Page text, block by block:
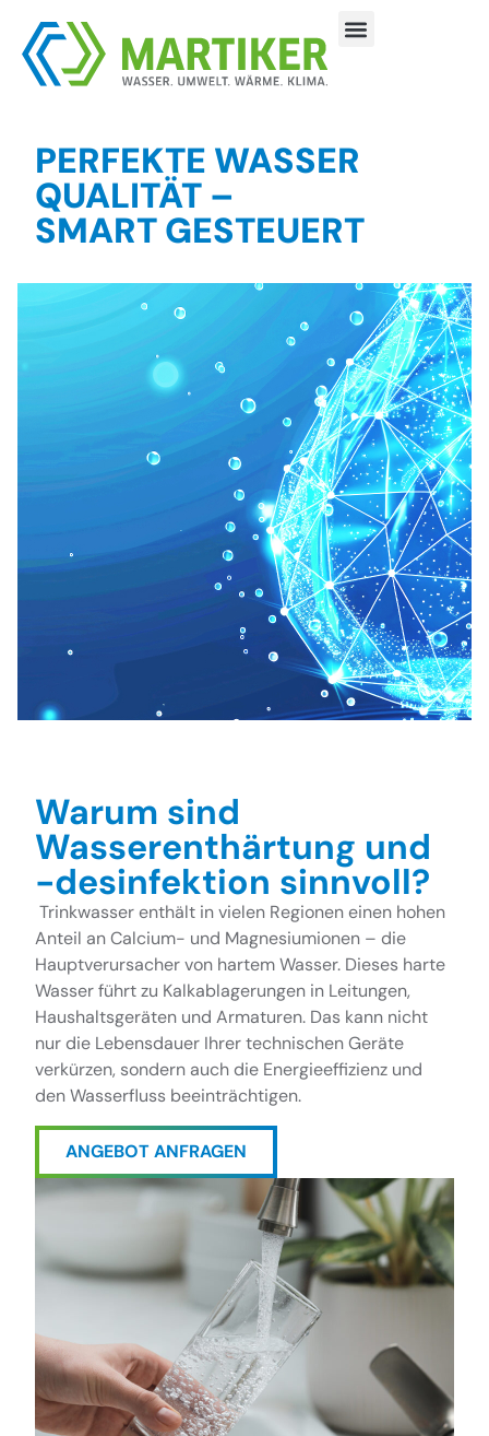
PERFEKTE WASSER
QUALITÄT –
SMART GESTEUERT
Warum sind
Wasserenthärtung und
-desinfektion sinnvoll?
Trinkwasser enthält in vielen Regionen einen hohen
Anteil an Calcium- und Magnesiumionen – die
Hauptverursacher von hartem Wasser. Dieses harte
Wasser führt zu Kalkablagerungen in Leitungen,
Haushaltsgeräten und Armaturen. Das kann nicht
nur die Lebensdauer Ihrer technischen Geräte
verkürzen, sondern auch die Energieeffizienz und
den Wasserfluss beeinträchtigen.
ANGEBOT ANFRAGEN